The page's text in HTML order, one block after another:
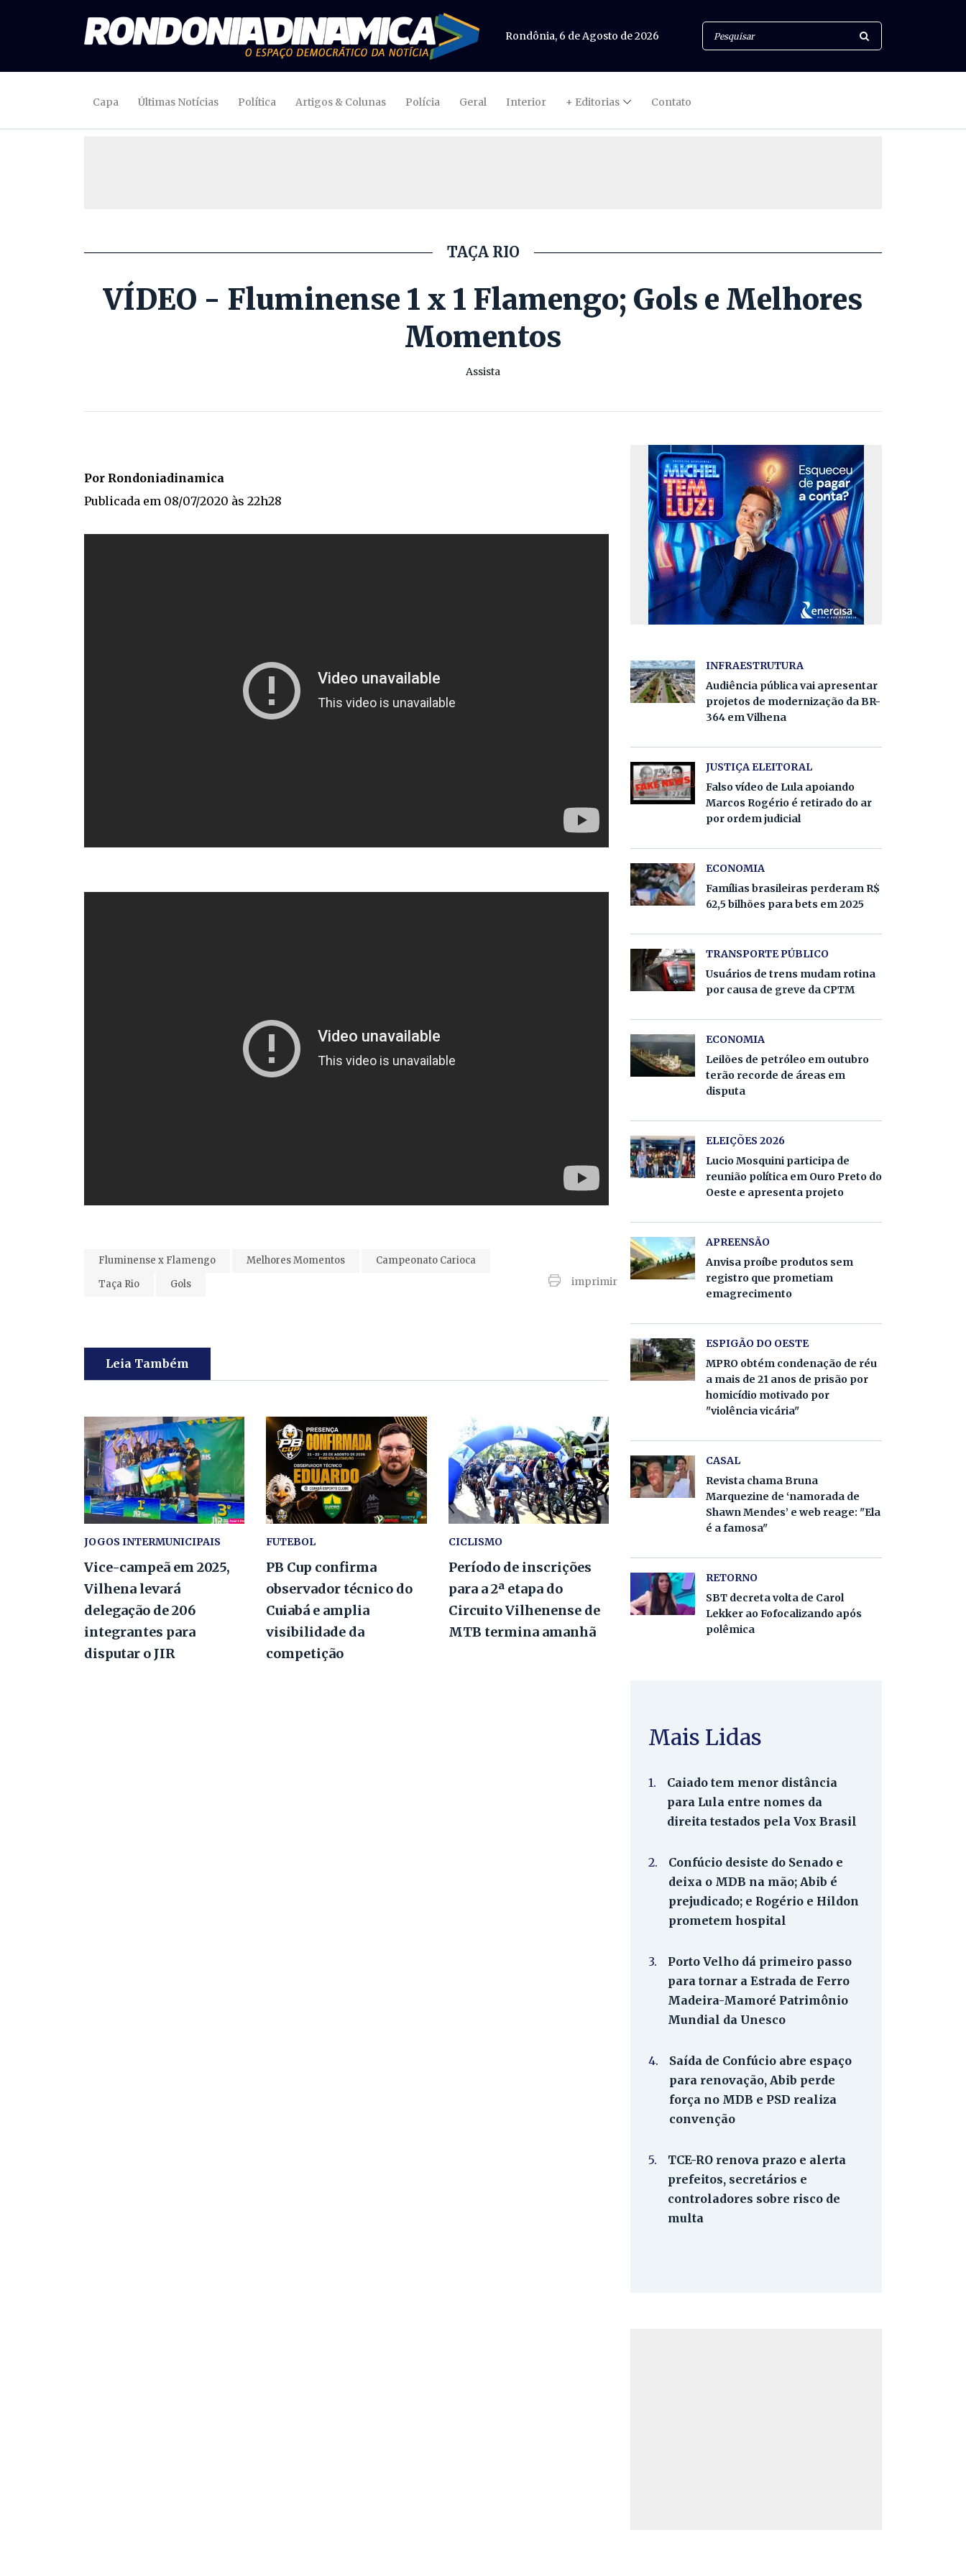
Rondônia, 6 de Agosto de 2026
Capa Últimas Notícias Política Artigos & Colunas Polícia Geral Interior + Editorias Contato
TAÇA RIO
VÍDEO - Fluminense 1 x 1 Flamengo; Gols e Melhores
Momentos
Assista
Por Rondoniadinamica
Publicada em 08/07/2020 às 22h28
Fluminense x Flamengo Melhores Momentos
Campeonato Carioca
Taça Rio
Gols imprimir
Leia Também
JOGOS INTERMUNICIPAIS
Vice-campeã em 2025,
Vilhena levará
delegação de 206
integrantes para
disputar o JIR
FUTEBOL
PB Cup confirma
observador técnico do
Cuiabá e amplia
visibilidade da
competição
CICLISMO
Período de inscrições
para a 2ª etapa do
Circuito Vilhenense de
MTB termina amanhã
INFRAESTRUTURA
Audiência pública vai apresentar
projetos de modernização da BR-
364 em Vilhena
JUSTIÇA ELEITORAL
Falso vídeo de Lula apoiando
Marcos Rogério é retirado do ar
por ordem judicial
ECONOMIA
Famílias brasileiras perderam R$
62,5 bilhões para bets em 2025
TRANSPORTE PÚBLICO
Usuários de trens mudam rotina
por causa de greve da CPTM
ECONOMIA
Leilões de petróleo em outubro
terão recorde de áreas em
disputa
ELEIÇÕES 2026
Lucio Mosquini participa de
reunião política em Ouro Preto do
Oeste e apresenta projeto
APREENSÃO
Anvisa proíbe produtos sem
registro que prometiam
emagrecimento
ESPIGÃO DO OESTE
MPRO obtém condenação de réu
a mais de 21 anos de prisão por
homicídio motivado por
"violência vicária"
CASAL
Revista chama Bruna
Marquezine de ‘namorada de
Shawn Mendes’ e web reage: "Ela
é a famosa"
RETORNO
SBT decreta volta de Carol
Lekker ao Fofocalizando após
polêmica
Mais Lidas
1.
Caiado tem menor distância
para Lula entre nomes da
direita testados pela Vox Brasil
2.
Confúcio desiste do Senado e
deixa o MDB na mão; Abib é
prejudicado; e Rogério e Hildon
prometem hospital
3.
Porto Velho dá primeiro passo
para tornar a Estrada de Ferro
Madeira-Mamoré Patrimônio
Mundial da Unesco
4.
Saída de Confúcio abre espaço
para renovação, Abib perde
força no MDB e PSD realiza
convenção
5.
TCE-RO renova prazo e alerta
prefeitos, secretários e
controladores sobre risco de
multa